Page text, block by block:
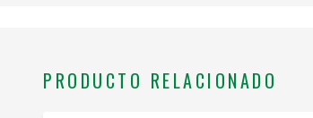
PRODUCTO RELACIONADO